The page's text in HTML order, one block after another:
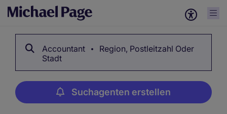
Accountant
Region, Postleitzahl Oder
Stadt
Suchagenten erstellen